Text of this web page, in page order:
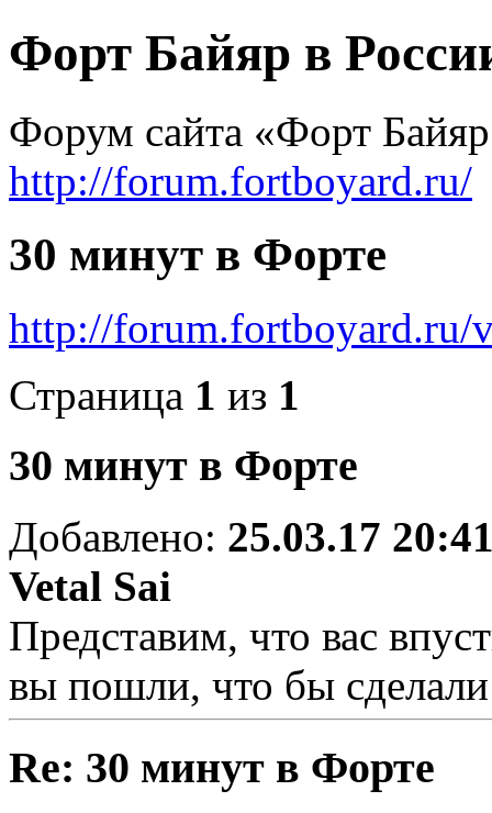
Форт Байяр в
Форум сайта «Форт
http://forum.fortboyard.ru/
30 минут в Форте
http://
Страница 1 из 1
30 минут в Форте
Добавлено: 25.03.17
Vetal Sai
Представим, что вас
вы пошли, что бы
Re: 30 минут в Форте